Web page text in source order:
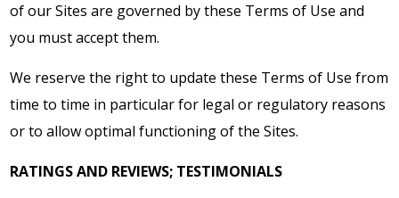
of our Sites are governed by these Terms of Use and
you must accept them.
We reserve the right to update these Terms of Use from
time to time in particular for legal or regulatory reasons
or to allow optimal functioning of the Sites.
RATINGS AND REVIEWS; TESTIMONIALS